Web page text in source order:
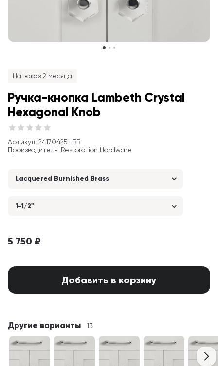
На заказ 2 месяца
Ручка-кнопка Lambeth Crystal
Hexagonal Knob
Артикул: 24170425 LBB
Производитель: Restoration Hardware
Lacquered Burnished Brass
1-1/2"
5 750 ₽
Добавить в корзину
Другие варианты 13